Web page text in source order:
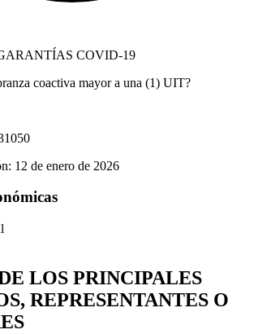
COVID-19
coactiva mayor a una (1) UIT?
12 de enero de 2026
LOS PRINCIPALES
REPRESENTANTES O